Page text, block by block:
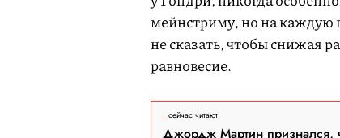
мейнстриму, но на каждую
не сказать, чтобы снижая
равновесие.
сейчас читают
Джордж Мартин признался,